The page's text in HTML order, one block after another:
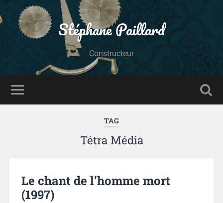
Stéphane Paillard
Constructeur
TAG
Tétra Média
Le chant de l’homme mort
(1997)